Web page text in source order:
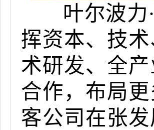
叶尔波力
挥资本、技
术研发、全
合作，布局
客公司在张